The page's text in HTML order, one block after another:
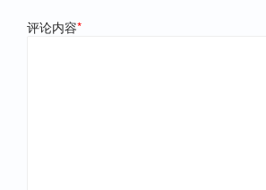
评论内容*